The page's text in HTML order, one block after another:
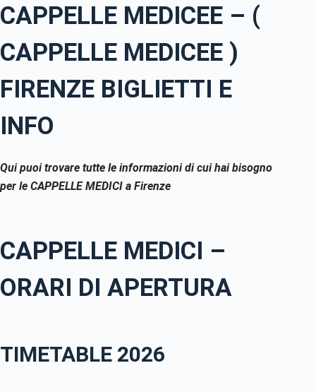
CAPPELLE MEDICEE – (
CAPPELLE MEDICEE )
FIRENZE BIGLIETTI E
INFO
Qui puoi trovare tutte le informazioni di cui hai bisogno
per le CAPPELLE MEDICI a Firenze
CAPPELLE MEDICI –
ORARI DI APERTURA
TIMETABLE 2026